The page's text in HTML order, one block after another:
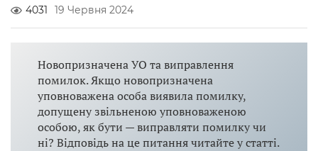
4031 19 Червня 2024
Новопризначена УО та виправлення
помилок. Якщо новопризначена
уповноважена особа виявила помилку,
допущену звільненою уповноваженою
особою, як бути — виправляти помилку чи
ні? Відповідь на це питання читайте у статті.